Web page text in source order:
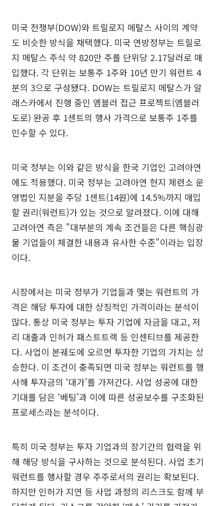
미국 전쟁부(DOW)와 트릴로지 메탈스 사이의 계약
도 비슷한 방식을 채택했다. 미국 연방정부는 트릴로
지 메탈스 주식 약 820만 주를 단위당 2.17달러로 매
입했다. 각 단위는 보통주 1주와 10년 만기 워런트 4
분의 3으로 구성됐다. DOW는 트릴로지 메탈스가 알
래스카에서 진행 중인 엠블러 접근 프로젝트(엠블러
도로) 완공 후 1센트의 행사 가격으로 보통주 1주를
인수할 수 있다.
미국 정부는 이와 같은 방식을 한국 기업인 고려아연
에도 적용했다. 미국 정부는 고려아연 현지 제련소 운
영법인 지분을 주당 1센트(14원)에 14.5%까지 매입
할 권리(워런트)가 있는 것으로 알려졌다. 이에 대해
고려아연 측은 "대부분의 계속 조건들은 다른 핵심광
물 기업들이 체결한 내용과 유사한 수준"이라는 입장
이다.
시장에서는 미국 정부가 기업들과 맺는 워런트의 가
격은 해당 투자에 대한 상징적인 가격이라는 분석이
많다. 통상 미국 정부는 투자 기업에 자금을 대고, 저
리 대출과 인허가 패스트트랙 등 인센티브를 제공한
다. 사업이 본궤도에 오르면 투자한 기업의 가치는 상
승한다. 이 조건이 충족되면 미국 정부는 워런트를 행
사해 투자금의 ‘대가’를 가져간다. 사업 성공에 대한
기대를 담은 ‘베팅’과 이에 따른 성공보수를 구조화된
프로세스라는 분석이다.
특히 미국 정부는 투자 기업과의 장기간의 협력을 위
해 해당 방식을 구사하는 것으로 분석된다. 사업 초기
워런트를 행사할 경우 주주로서의 권리는 확보된다.
하지만 인허가 지연 등 사업 과정의 리스크도 함께 부